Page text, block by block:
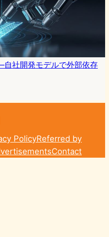
社開発モデルで外部依存
PolicyReferred by
Contact